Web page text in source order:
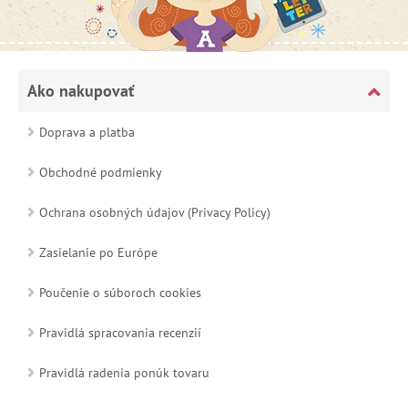
Ako nakupovať
Doprava a platba
Obchodné podmienky
Ochrana osobných údajov (Privacy Policy)
Zasielanie po Európe
Poučenie o súboroch cookies
Pravidlá spracovania recenzií
Pravidlá radenia ponúk tovaru